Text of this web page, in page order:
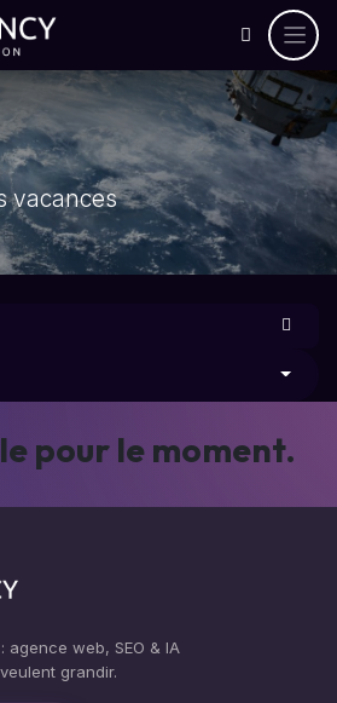
vacances
pour le moment.
web, SEO & IA
grandir.